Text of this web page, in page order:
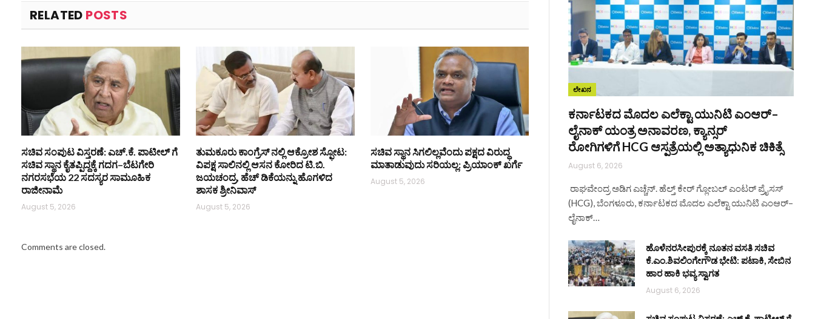
RELATED POSTS
ಸಚಿವ ಸಂಪುಟ ವಿಸ್ತರಣೆ: ಎಚ್.ಕೆ. ಪಾಟೀಲ್ ಗೆ
ಸಚಿವ ಸ್ಥಾನ ಕೈತಪ್ಪಿದ್ದಕ್ಕೆ ಗದಗ–ಬೆಟಗೇರಿ
ನಗರಸಭೆಯ 22 ಸದಸ್ಯರ ಸಾಮೂಹಿಕ
ರಾಜೀನಾಮೆ
August 5, 2026
ತುಮಕೂರು ಕಾಂಗ್ರೆಸ್ ನಲ್ಲಿ ಆಕ್ರೋಶ ಸ್ಫೋಟ:
ವಿಪಕ್ಷ ಸಾಲಿನಲ್ಲಿ ಆಸನ ಕೋರಿದ ಟಿ.ಬಿ.
ಜಯಚಂದ್ರ, ಹೆಚ್ ಡಿಕೆಯನ್ನು ಹೊಗಳಿದ
ಶಾಸಕ ಶ್ರೀನಿವಾಸ್
August 5, 2026
ಸಚಿವ ಸ್ಥಾನ ಸಿಗಲಿಲ್ಲವೆಂದು ಪಕ್ಷದ ವಿರುದ್ಧ
ಮಾತಾಡುವುದು ಸರಿಯಲ್ಲ: ಪ್ರಿಯಾಂಕ್ ಖರ್ಗೆ
August 5, 2026
Comments are closed.
ಲೇಖನ
ಕರ್ನಾಟಕದ ಮೊದಲ ಎಲೆಕ್ಟಾ ಯುನಿಟಿ ಎಂಆರ್–
ಲೈನಾಕ್ ಯಂತ್ರ ಅನಾವರಣ, ಕ್ಯಾನ್ಸರ್
ರೋಗಿಗಳಿಗೆ HCG ಆಸ್ಪತ್ರೆಯಲ್ಲಿ ಅತ್ಯಾಧುನಿಕ ಚಿಕಿತ್ಸೆ
August 6, 2026
ರಾಘವೇಂದ್ರ ಅಡಿಗ ಎಚ್ಚೆನ್. ಹೆಲ್ತ್‌ ಕೇರ್ ಗ್ಲೋಬಲ್ ಎಂಟರ್‌ ಪ್ರೈಸಸ್
(HCG), ಬೆಂಗಳೂರು, ಕರ್ನಾಟಕದ ಮೊದಲ ಎಲೆಕ್ಟಾ ಯುನಿಟಿ ಎಂಆರ್–
ಲೈನಾಕ್…
ಹೊಳೆನರಸೀಪುರಕ್ಕೆ ನೂತನ ವಸತಿ ಸಚಿವ
ಕೆ.ಎಂ.ಶಿವಲಿಂಗೇಗೌಡ ಭೇಟಿ: ಪಟಾಕಿ, ಸೇಬಿನ
ಹಾರ ಹಾಕಿ ಭವ್ಯ ಸ್ವಾಗತ
August 6, 2026